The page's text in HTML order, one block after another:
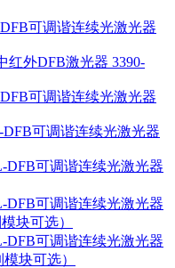
可调谐连续光激光器
红外DFB激光器 3390-
可调谐连续光激光器
可调谐连续光激光器
DFB可调谐连续光激光器
DFB可调谐连续光激光器
块可选）
DFB可调谐连续光激光器
块可选）